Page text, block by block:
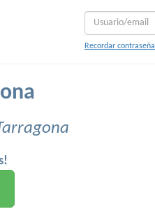
Recordar contraseña